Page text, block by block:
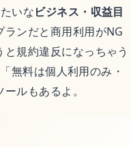
いなビジネス・収益目
ンだと商用利用がNG
規約違反になっちゃう
無料は個人利用のみ・
ルもあるよ。